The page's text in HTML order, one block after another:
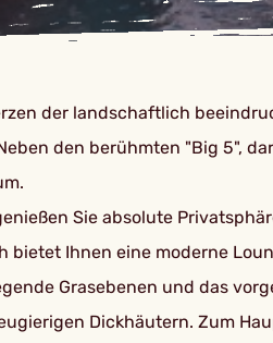
der landschaftlich
den berühmten "Big 5",
Sie absolute
Ihnen eine moderne
Grasebenen und das
Dickhäutern. Zum